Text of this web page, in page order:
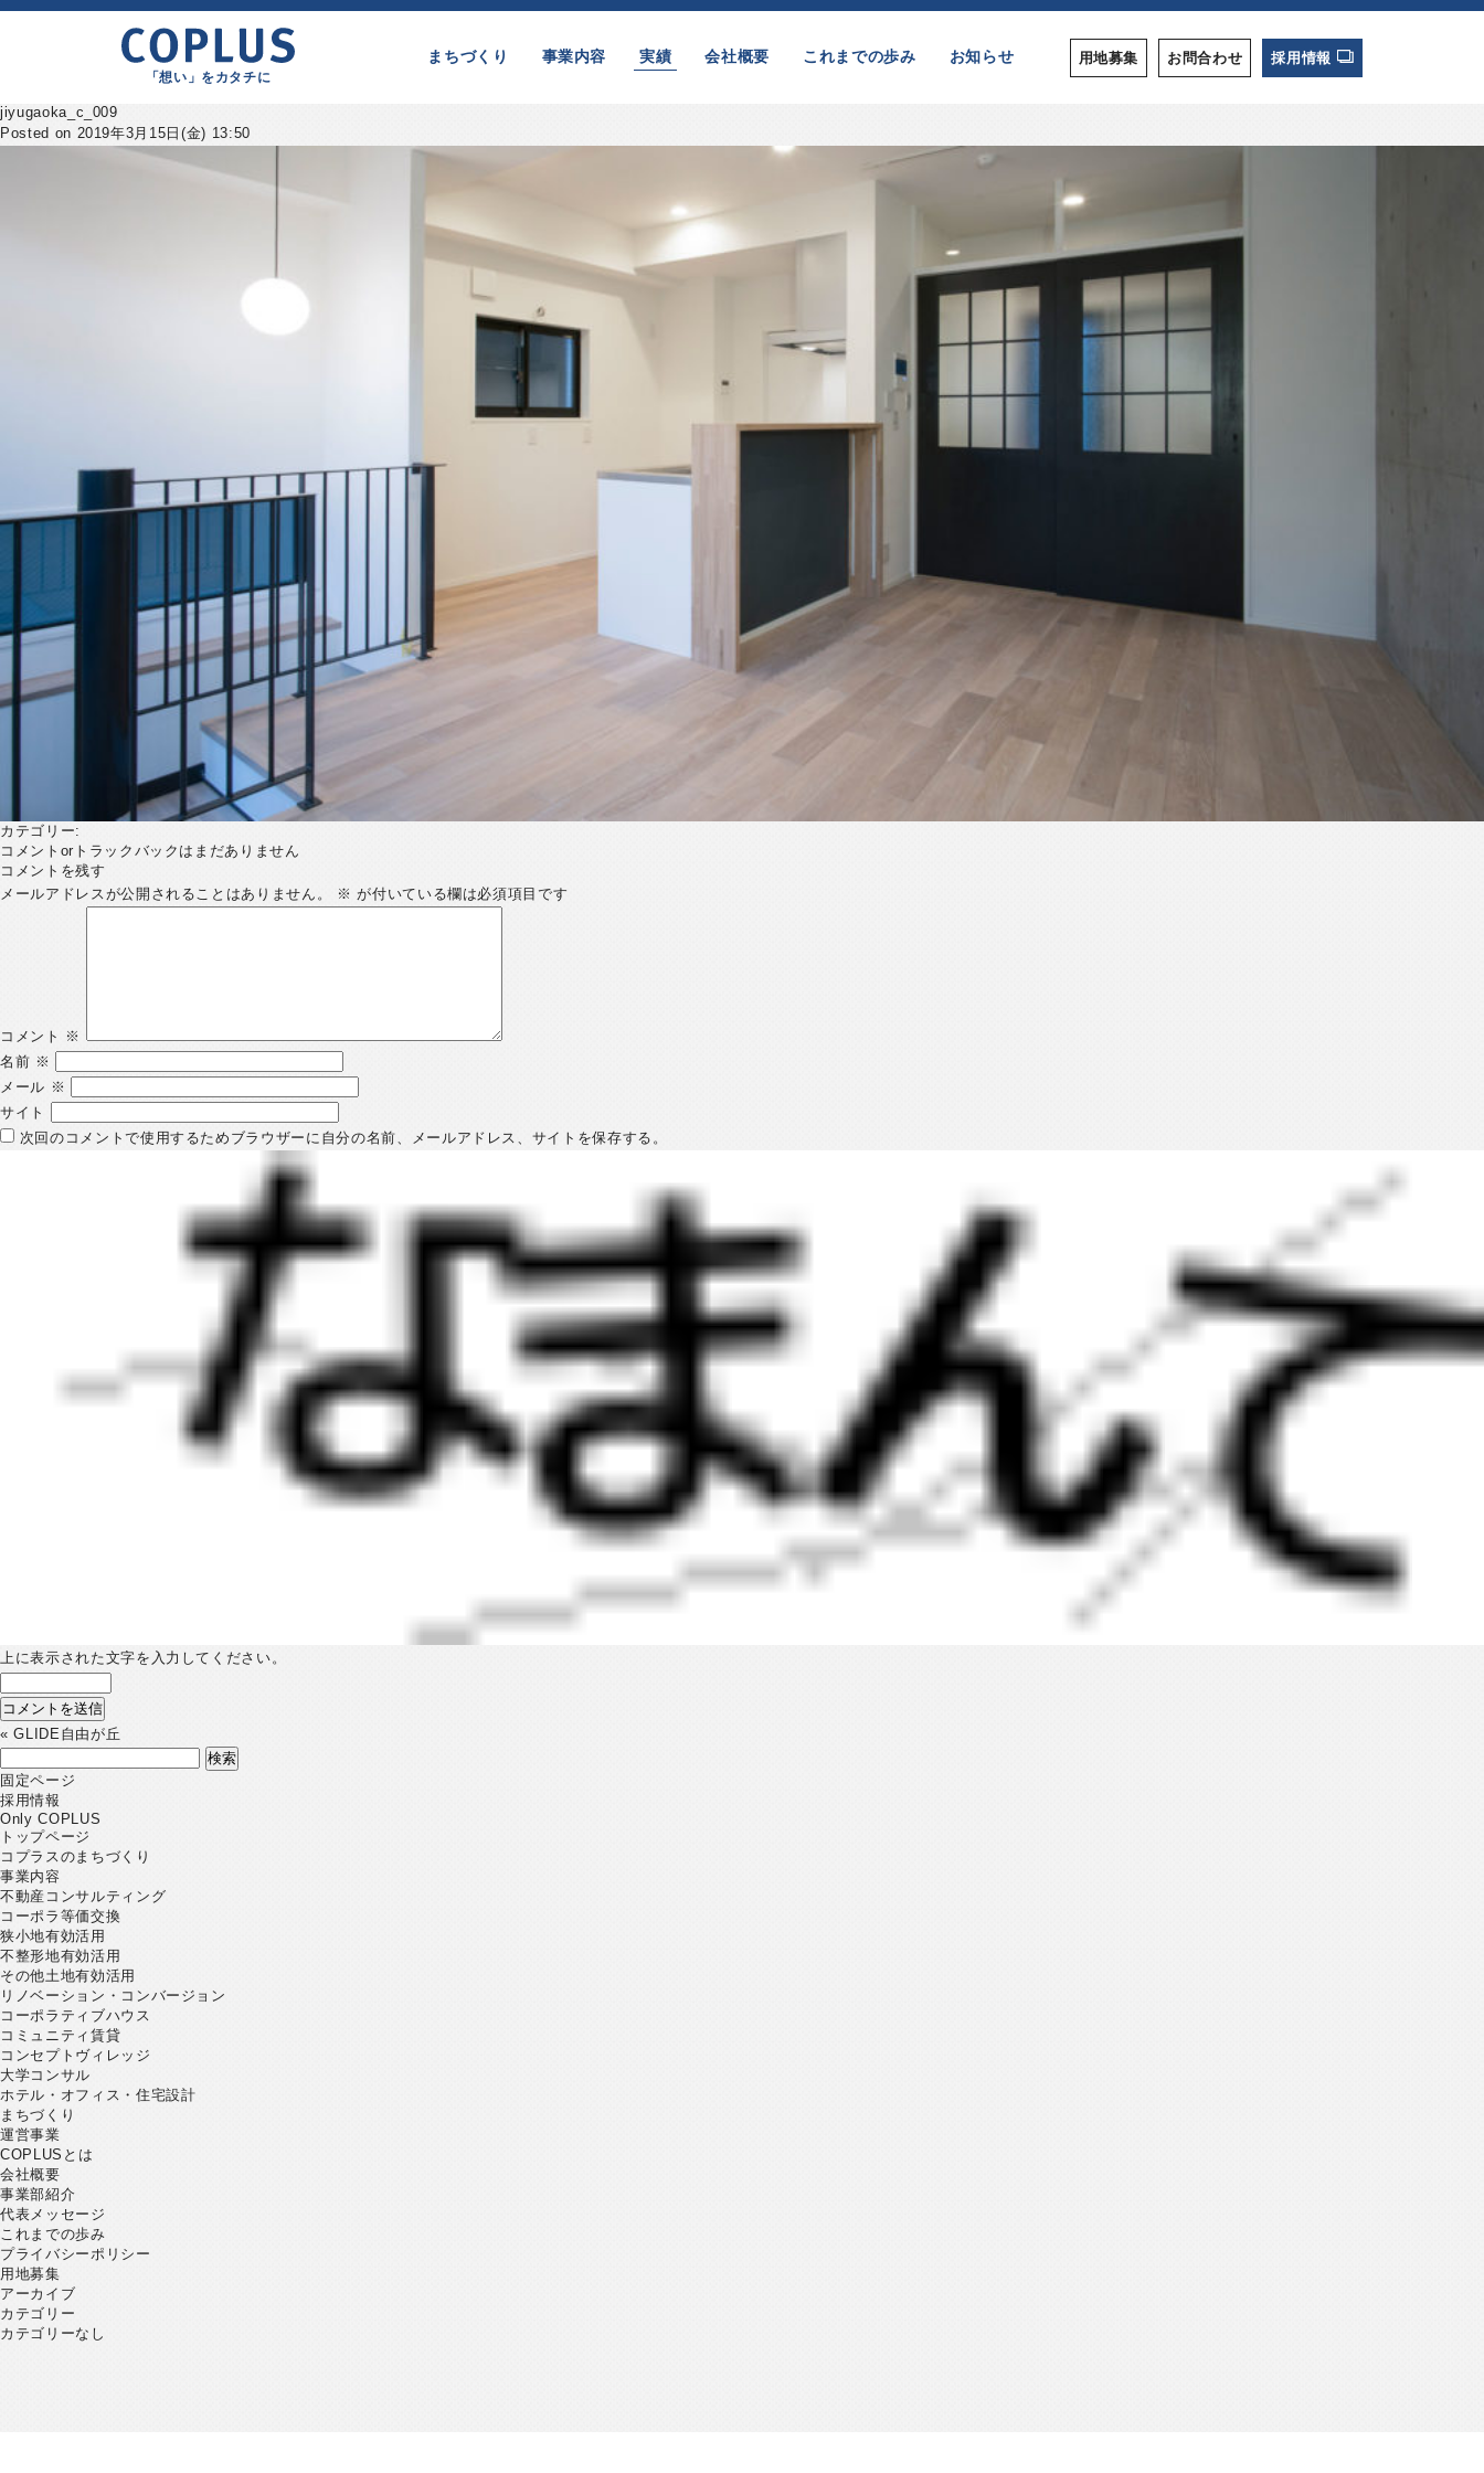
「想い」をカタチに
まちづくり 事業内容 実績 会社概要 これまでの歩み お知らせ 用地募集 お問合わせ 採用情報
jiyugaoka_c_009
Posted on 2019年3月15日(金) 13:50
カテゴリー:
コメントorトラックバックはまだありません
コメントを残す
メールアドレスが公開されることはありません。
※ が付いている欄は必須項目です
コメント
※
名前 ※
メール ※
サイト
次回のコメントで使用するためブラウザーに自分の名前、メールアドレス、サイトを保存する。
上に表示された文字を入力してください。
«GLIDE自由が丘
検
索:
固定ページ
採用情報
Only COPLUS
トップページ
コプラスのまちづくり
事業内容
不動産コンサルティング
コーポラ等価交換
狭小地有効活用
不整形地有効活用
その他土地有効活用
リノベーション・コンバージョン
コーポラティブハウス
コミュニティ賃貸
コンセプトヴィレッジ
大学コンサル
ホテル・オフィス・住宅設計
まちづくり
運営事業
COPLUSとは
会社概要
事業部紹介
代表メッセージ
これまでの歩み
プライバシーポリシー
用地募集
アーカイブ
カテゴリー
カテゴリーなし